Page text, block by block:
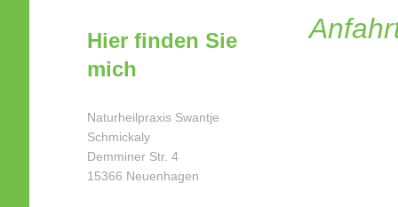
Hier finden Sie
mich
Naturheilpraxis Swantje
Schmickaly
Demminer Str. 4
15366 Neuenhagen